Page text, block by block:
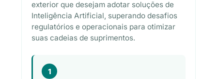
exterior que desejam adotar soluções de
Inteligência Artificial, superando desafios
regulatórios e operacionais para otimizar
suas cadeias de suprimentos.
1